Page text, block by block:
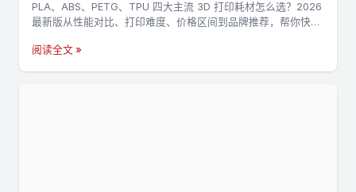
PLA、ABS、PETG、TPU 四大主流 3D 打印耗材怎么选？2026
最新版从性能对比、打印难度、价格区间到品牌推荐，帮你快速
阅读全文 »